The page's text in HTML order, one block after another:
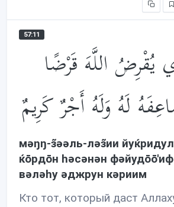
57:11
يُقْرِضُ اللَّهَ قَرْضًا
لَهُ وَلَهُ أَجْرٌ كَرِيمٌ
мəŋŋ-з̃əəль-лəз̃ии
ќōрдōн həсəнəн
вəлəhу əджрун кəриим
Кто тот, который даст